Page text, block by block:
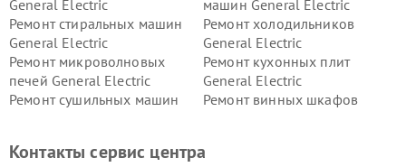
General Electric
машин General Electric
Ремонт стиральных машин
General Electric
Ремонт холодильников
General Electric
Ремонт микроволновых
печей General Electric
Ремонт кухонных плит
General Electric
Ремонт сушильных машин
Ремонт винных шкафов
Electric
General Electric
Контакты сервис центра